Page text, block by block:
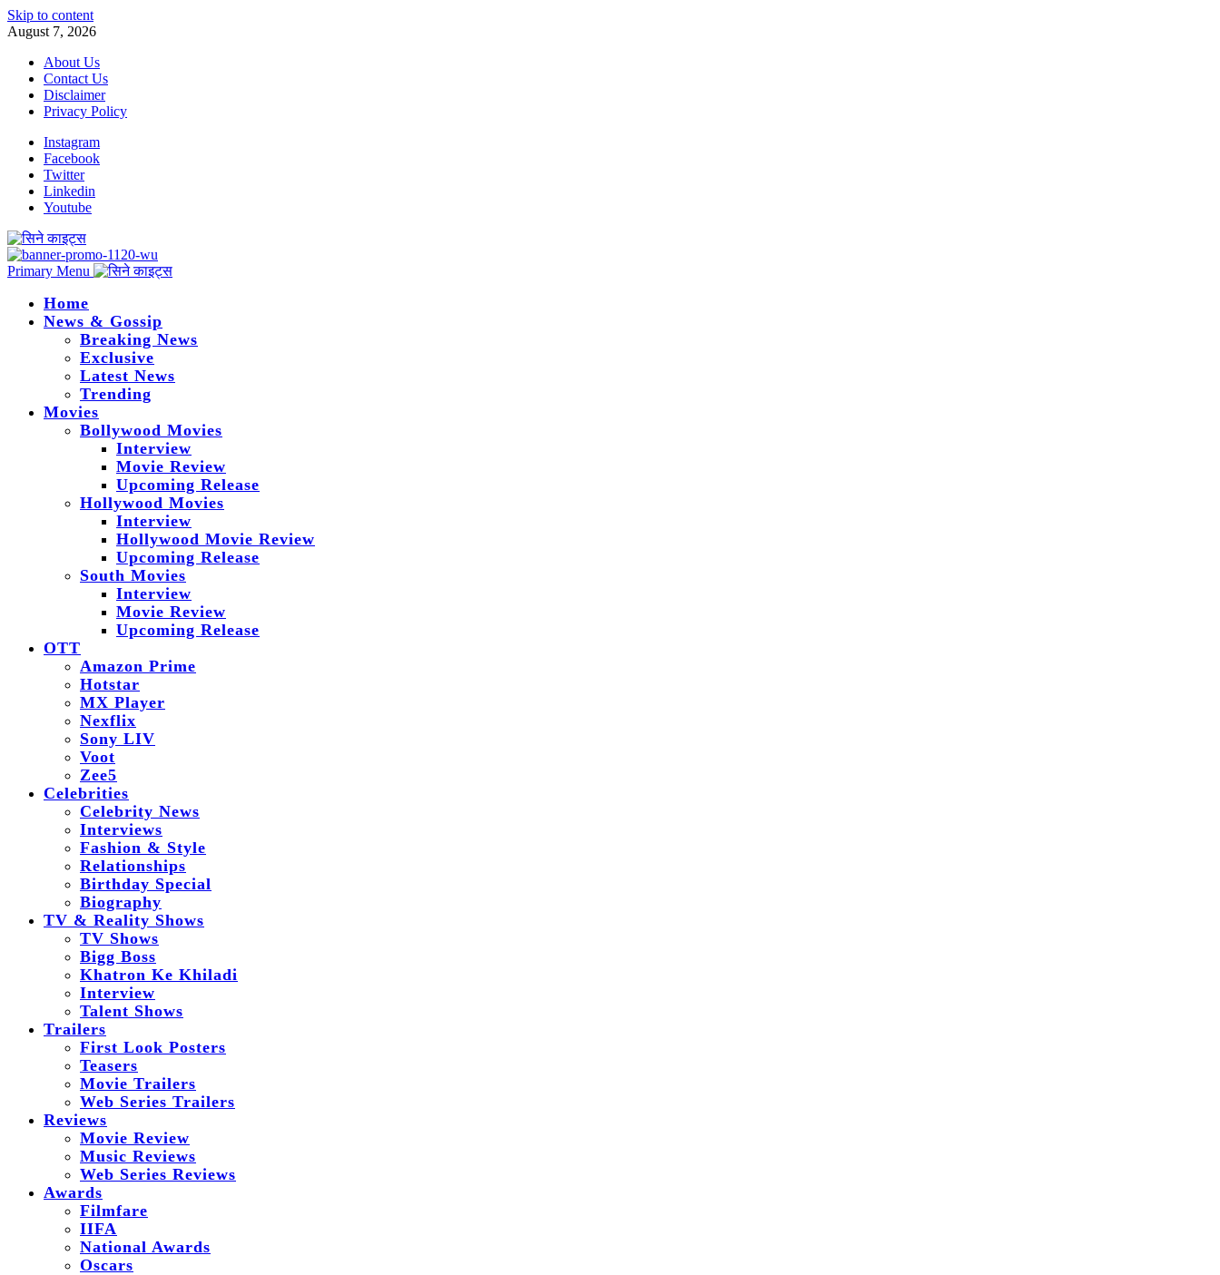
Skip to content
August 7, 2026
About Us
Contact Us
Disclaimer
Privacy Policy
Instagram
Facebook
Twitter
Linkedin
Youtube
Primary Menu
Home
News & Gossip
Breaking News
Exclusive
Latest News
Trending
Movies
Bollywood Movies
Interview
Movie Review
Upcoming Release
Hollywood Movies
Interview
Hollywood Movie Review
Upcoming Release
South Movies
Interview
Movie Review
Upcoming Release
OTT
Amazon Prime
Hotstar
MX Player
Nexflix
Sony LIV
Voot
Zee5
Celebrities
Celebrity News
Interviews
Fashion & Style
Relationships
Birthday Special
Biography
TV & Reality Shows
TV Shows
Bigg Boss
Khatron Ke Khiladi
Interview
Talent Shows
Trailers
First Look Posters
Teasers
Movie Trailers
Web Series Trailers
Reviews
Movie Review
Music Reviews
Web Series Reviews
Awards
Filmfare
IIFA
National Awards
Oscars